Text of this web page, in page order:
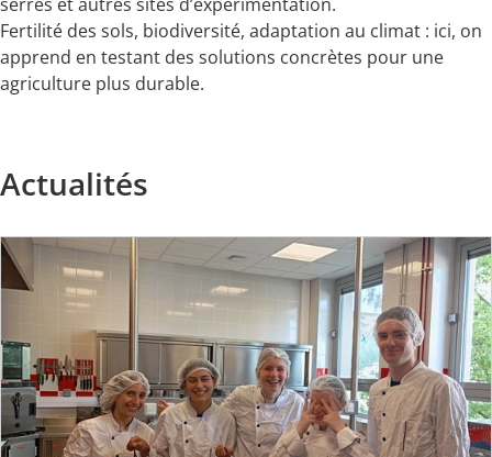
Fertilité des sols, biodiversité, adaptation au climat : ici, on
apprend en testant des solutions concrètes pour une
agriculture plus durable.
Actualités